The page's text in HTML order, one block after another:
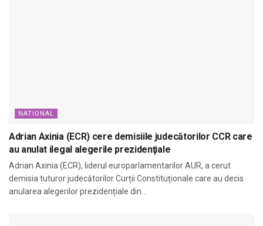
NATIONAL
Adrian Axinia (ECR) cere demisiile judecătorilor CCR care
au anulat ilegal alegerile prezidenţiale
Adrian Axinia (ECR), liderul europarlamentarilor AUR, a cerut
demisia tuturor judecătorilor Curții Constituționale care au decis
anularea alegerilor prezidențiale din...